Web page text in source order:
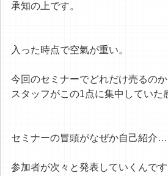
承知の上です。
入った時点で空氣が重い。
今回のセミナーでどれだけ売るの
スタッフがこの1点に集中していた
セミナーの冒頭がなぜか自己紹介…
参加者が次々と発表していくんで